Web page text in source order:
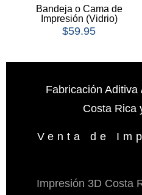
Bandeja o Cama de
Impresión (Vidrio)
$59.95
Fabricación
Costa Rica
Venta de
Impresión 3D Costa